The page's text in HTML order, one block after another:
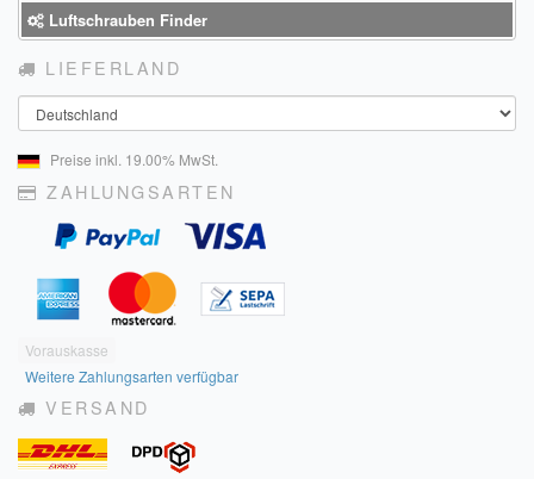
Luftschrauben Finder
LIEFERLAND
Land
Preise inkl. 19.00% MwSt.
ZAHLUNGSARTEN
Vorauskasse
Weitere Zahlungsarten verfügbar
VERSAND